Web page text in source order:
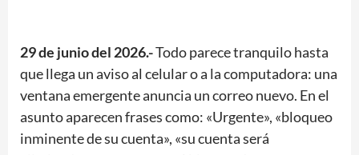
29 de junio del 2026.-Todo parece tranquilo hasta
que llega un aviso al celular o a la computadora: una
ventana emergente anuncia un correo nuevo. En el
asunto aparecen frases como: «Urgente», «bloqueo
inminente de su cuenta», «su cuenta será